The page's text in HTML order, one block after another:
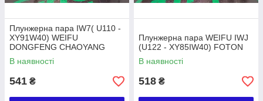
Плунжерна пара IW7( U110 -
XY91W40) WEIFU
DONGFENG CHAOYANG
DCD 4102DI
В наявності
541 ₴
Плунжерна пара WEIFU IWJ
(U122 - XY85IW40) FOTON
В наявності
518 ₴